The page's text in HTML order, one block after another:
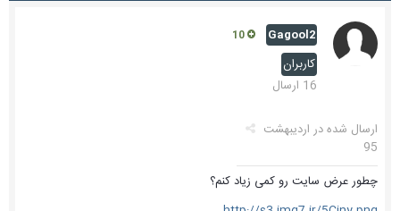
Gagool2
کاربران
16 ارسال
ارسال شده در اردیبهشت
95
چطور عرض سایت رو کمی زیاد کنم؟